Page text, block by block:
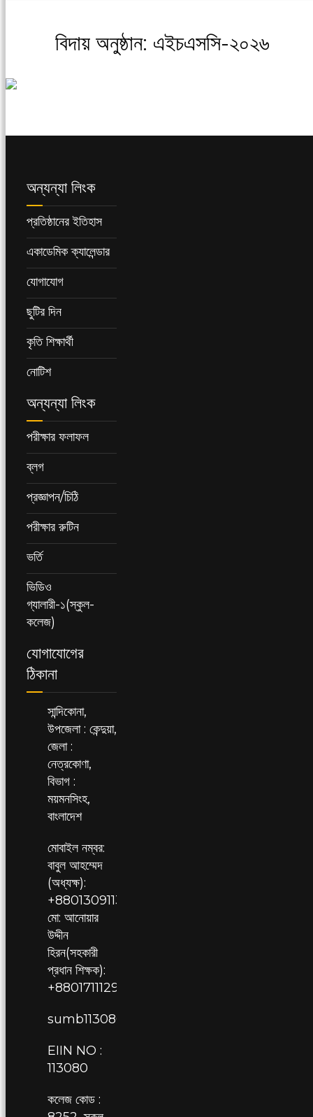
বিদায় অনুষ্ঠান: এইচএসসি-২০২৬
অন্যন্যা লিংক
প্রতিষ্ঠানের ইতিহাস
একাডেমিক ক্যালেন্ডার
যোগাযোগ
ছুটির দিন
কৃতি শিক্ষার্থী
নোটিশ
অন্যন্যা লিংক
পরীক্ষার ফলাফল
ব্লগ
প্রজ্ঞাপন/চিঠি
পরীক্ষার রুটিন
ভর্তি
ভিডিও
গ্যালারী-১(স্কুল-
কলেজ)
যোগাযোগের
ঠিকানা
সান্দিকোনা,
উপজেলা : কেন্দুয়া,
জেলা :
নেত্রকোণা,
বিভাগ :
ময়মনসিংহ,
বাংলাদেশ
মোবাইল নম্বর:
বাবুল আহম্মেদ
(অধ্যক্ষ):
+8801309113080,
মো: আনোয়ার
উদ্দীন
হিরন(সহকারী
প্রধান শিক্ষক):
+8801711129709
sumb113080@gmail.com
EIIN NO :
113080
কলেজ কোড :